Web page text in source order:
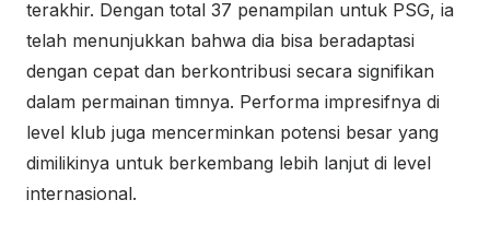
terakhir. Dengan total 37 penampilan untuk PSG, ia
telah menunjukkan bahwa dia bisa beradaptasi
dengan cepat dan berkontribusi secara signifikan
dalam permainan timnya. Performa impresifnya di
level klub juga mencerminkan potensi besar yang
dimilikinya untuk berkembang lebih lanjut di level
internasional.